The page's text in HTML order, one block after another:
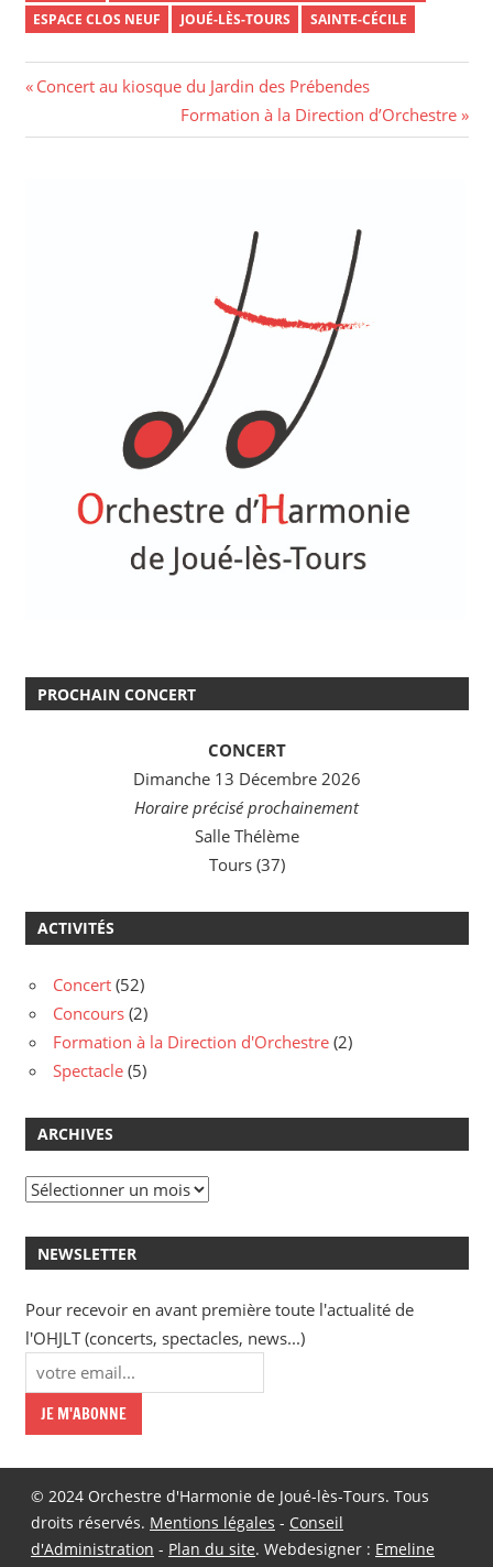
ESPACE CLOS NEUF
JOUÉ-LÈS-TOURS SAINTE-CÉCILE
Navigation
de
Previous
Concert au kiosque du Jardin des Prébendes
Next
Post:
Formation à la Direction d’Orchestre
PROCHAIN CONCERT
CONCERT
Dimanche 13 Décembre 2026
Horaire précisé prochainement
Salle Thélème
Tours (37)
ACTIVITÉS
Concert (52)
Concours (2)
Formation à la Direction d'Orchestre (2)
Spectacle (5)
ARCHIVES
Archives
NEWSLETTER
Pour recevoir en avant première toute l'actualité de
l'OHJLT (concerts, spectacles, news...)
© 2024 Orchestre d'Harmonie de Joué-lès-Tours. Tous
droits réservés. Mentions légales - Conseil
d'Administration - Plan du site. Webdesigner : Emeline